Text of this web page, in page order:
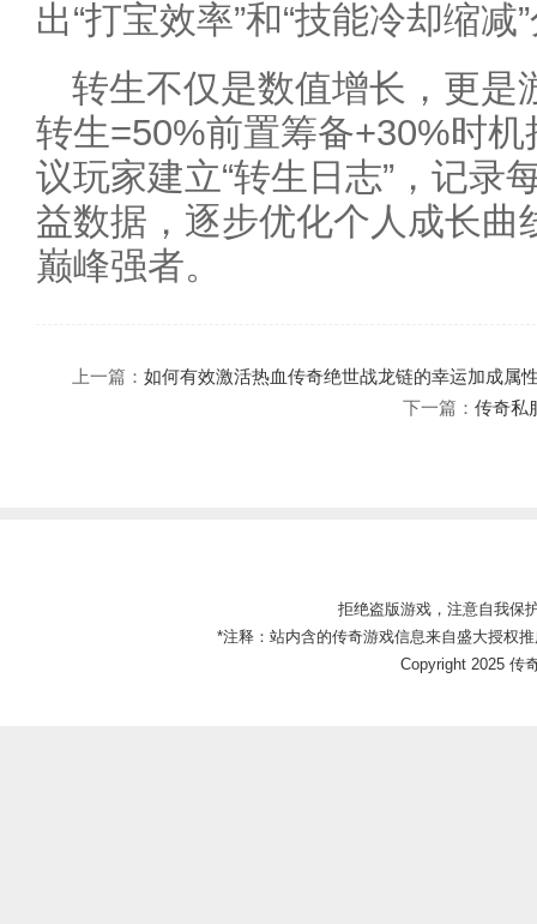
出“打宝效率”和“技能冷却缩
转生不仅是数值增长，更是
转生=50%前置筹备+30%时
议玩家建立“转生日志”，记录
益数据，逐步优化个人成长曲
巅峰强者。
上一篇： 如何有效激活热血传奇绝世战龙链的幸运加成属
下一篇： 传奇私
拒绝盗版游戏，注意自我保
*注释：站内含的传奇游戏信息来自盛大授权
Copyright 2025 传